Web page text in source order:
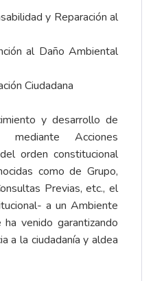
y Reparación al
al Daño Ambiental
Ciudadana
y desarrollo de
Acciones
orden constitucional
como de Grupo,
Previas, etc., el
a un Ambiente
venido garantizando
a la ciudadanía y aldea